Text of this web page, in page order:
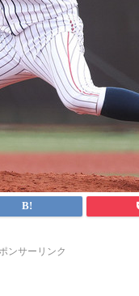
ンサーリンク